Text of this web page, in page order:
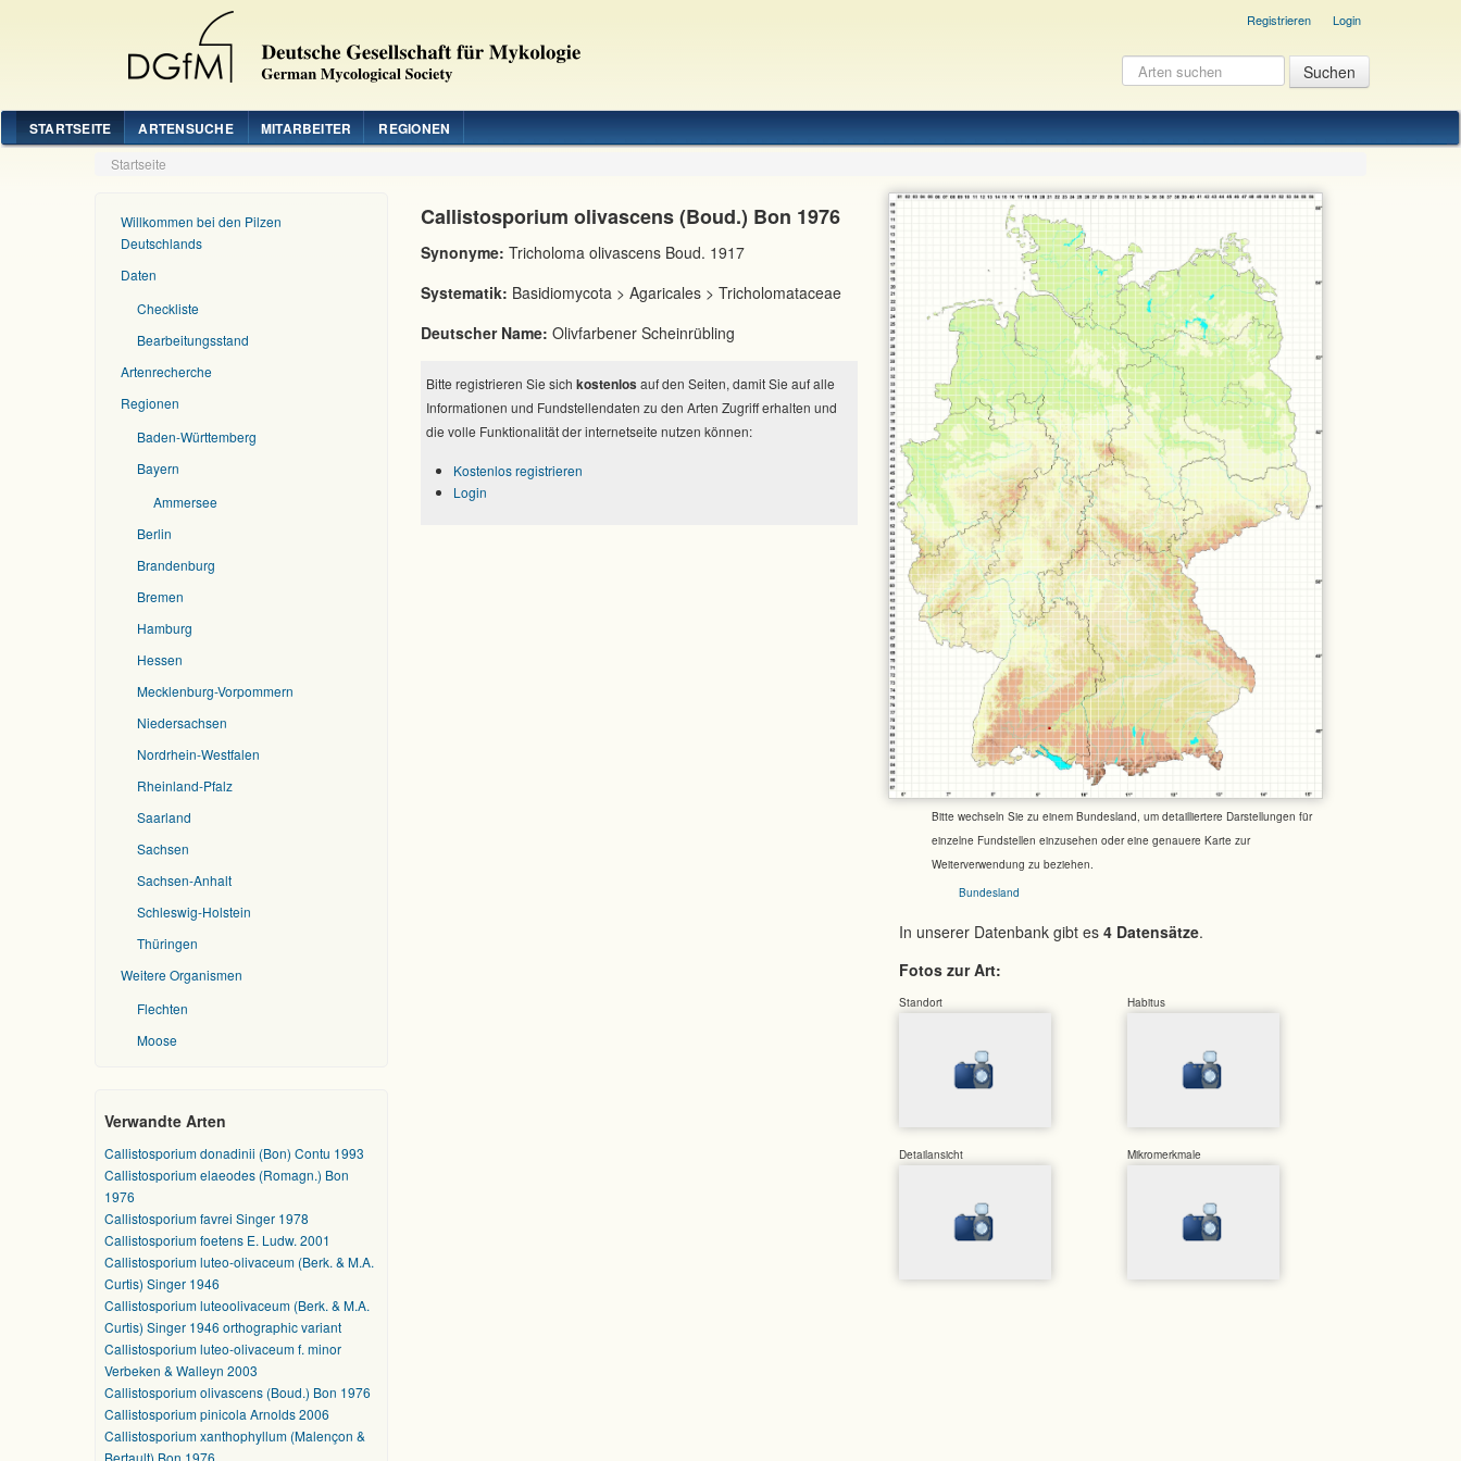
Registrieren Login
STARTSEITE ARTENSUCHE MITARBEITER REGIONEN
Startseite
Willkommen bei den Pilzen
Deutschlands
Daten
Checkliste
Bearbeitungsstand
Artenrecherche
Regionen
Baden-Württemberg
Bayern
Ammersee
Berlin
Brandenburg
Bremen
Hamburg
Hessen
Mecklenburg-Vorpommern
Niedersachsen
Nordrhein-Westfalen
Rheinland-Pfalz
Saarland
Sachsen
Sachsen-Anhalt
Schleswig-Holstein
Thüringen
Weitere Organismen
Flechten
Moose
Verwandte Arten
Callistosporium donadinii (Bon) Contu 1993
Callistosporium elaeodes (Romagn.) Bon
1976
Callistosporium favrei Singer 1978
Callistosporium foetens E. Ludw. 2001
Callistosporium luteo-olivaceum (Berk. & M.A.
Curtis) Singer 1946
Callistosporium luteoolivaceum (Berk. & M.A.
Curtis) Singer 1946 orthographic variant
Callistosporium luteo-olivaceum f. minor
Verbeken & Walleyn 2003
Callistosporium olivascens (Boud.) Bon 1976
Callistosporium pinicola Arnolds 2006
Callistosporium xanthophyllum (Malençon &
Bertault) Bon 1976
Bitte wechseln Sie zu einem Bundesland, um detailliertere Darstellungen für
einzelne Fundstellen einzusehen oder eine genauere Karte zur
Weiterverwendung zu beziehen.
Bundesland
In unserer Datenbank gibt es 4 Datensätze.
Fotos zur Art:
Standort Habitus
Detailansicht Mikromerkmale
Callistosporium olivascens (Boud.) Bon 1976
Synonyme: Tricholoma olivascens Boud. 1917
Systematik: Basidiomycota > Agaricales > Tricholomataceae
Deutscher Name: Olivfarbener Scheinrübling
Bitte registrieren Sie sich kostenlos auf den Seiten, damit Sie auf alle
Informationen und Fundstellendaten zu den Arten Zugriff erhalten und
die volle Funktionalität der internetseite nutzen können:
Kostenlos registrieren
Login